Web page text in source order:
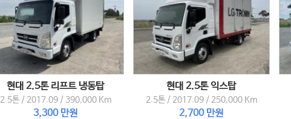
현대 2.5톤 리프트 냉동탑
2.5톤 / 2017.09 / 390,000 Km
3,300 만원
현대 2.5톤 익스탑
2.5톤 / 2017.09 / 250,000 Km
2,700 만원